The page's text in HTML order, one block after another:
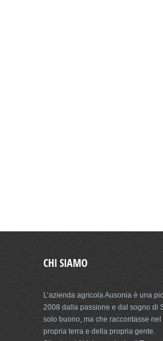
CHI SIAMO
L’azienda agricola Ausonia è una
2008 dalla passione e dal sogno di
solo buono, ma che raccontasse
propria terra e della propria gente.